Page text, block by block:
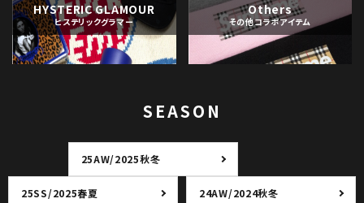
HYSTERIC GLAMOUR
ヒステリックグラマー
Others
その他コラボアイテム
SEASON
25AW/2025秋冬
25SS/2025春夏 24AW/2024秋冬